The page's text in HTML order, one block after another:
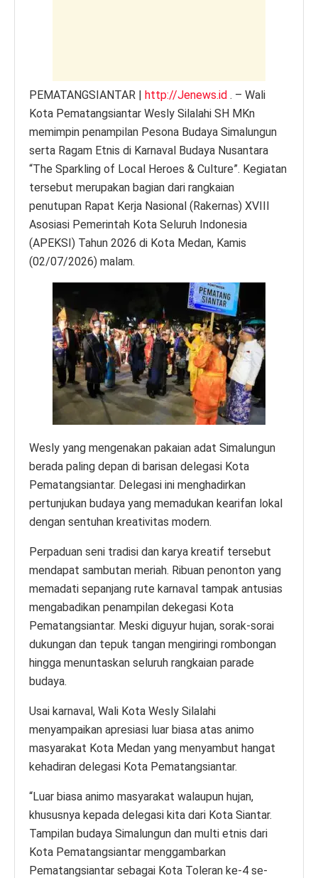
PEMATANGSIANTAR | http://Jenews.id . – Wali
Kota Pematangsiantar Wesly Silalahi SH MKn
memimpin penampilan Pesona Budaya Simalungun
serta Ragam Etnis di Karnaval Budaya Nusantara
“The Sparkling of Local Heroes & Culture”. Kegiatan
tersebut merupakan bagian dari rangkaian
penutupan Rapat Kerja Nasional (Rakernas) XVIII
Asosiasi Pemerintah Kota Seluruh Indonesia
(APEKSI) Tahun 2026 di Kota Medan, Kamis
(02/07/2026) malam.
Wesly yang mengenakan pakaian adat Simalungun
berada paling depan di barisan delegasi Kota
Pematangsiantar. Delegasi ini menghadirkan
pertunjukan budaya yang memadukan kearifan lokal
dengan sentuhan kreativitas modern.
Perpaduan seni tradisi dan karya kreatif tersebut
mendapat sambutan meriah. Ribuan penonton yang
memadati sepanjang rute karnaval tampak antusias
mengabadikan penampilan dekegasi Kota
Pematangsiantar. Meski diguyur hujan, sorak-sorai
dukungan dan tepuk tangan mengiringi rombongan
hingga menuntaskan seluruh rangkaian parade
budaya.
Usai karnaval, Wali Kota Wesly Silalahi
menyampaikan apresiasi luar biasa atas animo
masyarakat Kota Medan yang menyambut hangat
kehadiran delegasi Kota Pematangsiantar.
“Luar biasa animo masyarakat walaupun hujan,
khususnya kepada delegasi kita dari Kota Siantar.
Tampilan budaya Simalungun dan multi etnis dari
Kota Pematangsiantar menggambarkan
Pematangsiantar sebagai Kota Toleran ke-4 se-